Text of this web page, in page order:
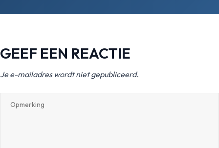
GEEF EEN REACTIE
Je e-mailadres wordt niet gepubliceerd.